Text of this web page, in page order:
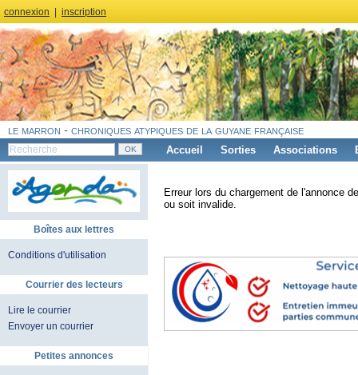
connexion inscription
le marron - chroniques atypiques de la guyane française
Accueil Sorties Associations
Boîtes aux lettres
Conditions d'utilisation
Courrier des lecteurs
Lire le courrier
Envoyer un courrier
Petites annonces
Erreur lors du chargement de l'annonce
ou soit invalide.